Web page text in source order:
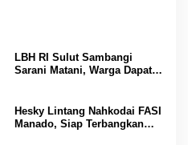
LBH RI Sulut Sambangi
Sarani Matani, Warga Dapat
Hesky Lintang Nahkodai FASI
Manado, Siap Terbangkan